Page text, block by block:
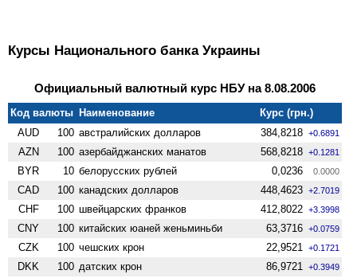
Курсы Национального банка Украины
Официальный валютный курс НБУ на 8.08.2006
Код валюты Наименование
Курс (грн.)
AUD
100 австралийских долларов 384,8218 +0.6891
AZN 100 азербайджанских манатов 568,8218 +0.1281
BYR 10 белорусских рублей 0,0236 0.0000
CAD 100 канадских долларов 448,4623 +2.7019
CHF 100 швейцарских франков 412,8022 +3.3998
CNY 100 китайских юаней женьминьби 63,3716 +0.0759
CZK 100 чешских крон 22,9521 +0.1721
DKK 100 датских крон 86,9721 +0.3949